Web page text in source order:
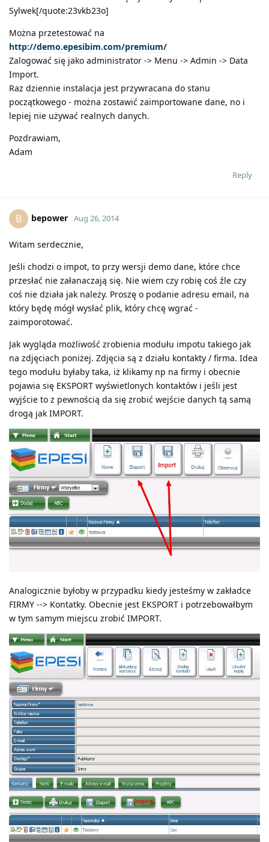
Sylwek[/quote:23vkb23o]
Można przetestować na
http://demo.epesibim.com/premium/
Zalogować się jako administrator -> Menu -> Admin -> Data
Import.
Raz dziennie instalacja jest przywracana do stanu
początkowego - można zostawić zaimportowane dane, no i
lepiej nie używać realnych danych.
Pozdrawiam,
Adam
Reply
B bepower Aug 26, 2014
Witam serdecznie,
Jeśli chodzi o impot, to przy wersji demo dane, które chce
przesłać nie załanaczają się. Nie wiem czy robię coś źle czy
coś nie działa jak należy. Proszę o podanie adresu email, na
który będę mógł wysłać plik, który chcę wgrać -
zaimporotować.
Jak wygląda możliwość zrobienia modułu impotu takiego jak
na zdjęciach poniżej. Zdjęcia są z działu kontakty / firma. Idea
tego modułu byłaby taka, iż klikamy np na firmy i obecnie
pojawia się EKSPORT wyświetlonych kontaktów i jeśli jest
wyjście to z pewnością da się zrobić wejście danych tą samą
drogą jak IMPORT.
Analogicznie byłoby w przypadku kiedy jesteśmy w zakładce
FIRMY --> Kontatky. Obecnie jest EKSPORT i potrzebowałbym
w tym samym miejscu zrobić IMPORT.